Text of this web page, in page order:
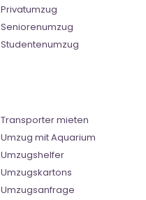
Privatumzug
Seniorenumzug
Studentenumzug
Transporter mieten
Umzug mit Aquarium
Umzugshelfer
Umzugskartons
Umzugsanfrage